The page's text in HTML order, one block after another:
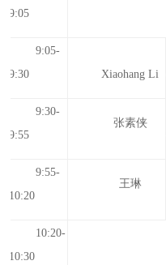
9:05
9:05-
9:30
Xiaohang Li
9:30-
9:55
张素侠
9:55-
10:20
王琳
10:20-
10:30